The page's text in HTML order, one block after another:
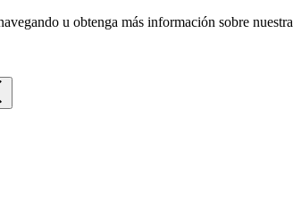
u obtenga más información sobre nuestra